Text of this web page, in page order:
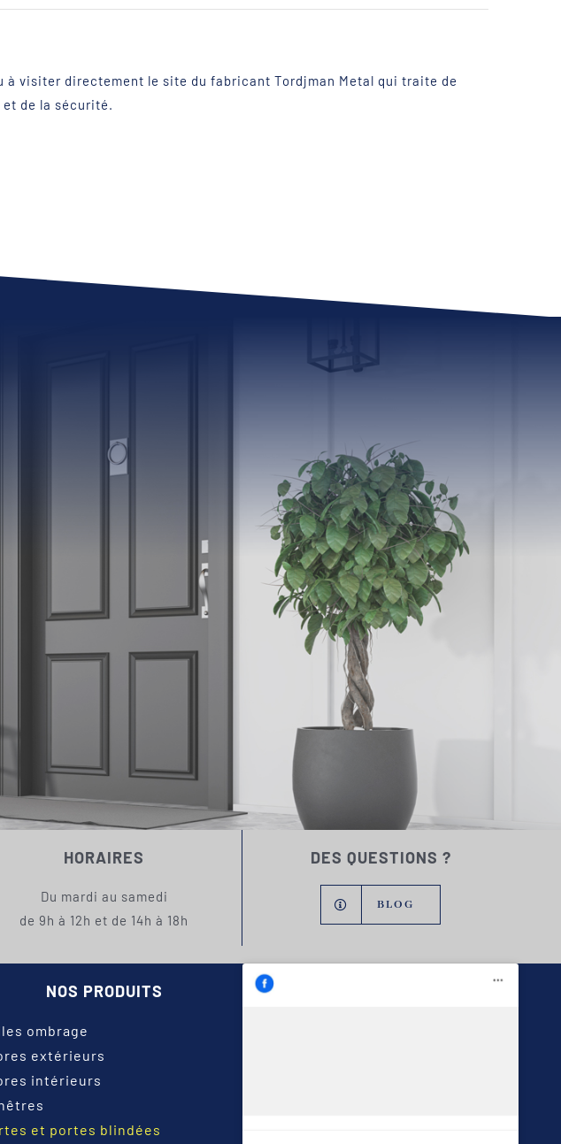
à visiter directement le site du fabricant Tordjman Metal qui traite de
de la sécurité.
HORAIRES
Du mardi au samedi
de 9h à 12h et de 14h à 18h
DES QUESTIONS ?
BLOG
NOS PRODUITS
ombrage
extérieurs
intérieurs
et portes blindées